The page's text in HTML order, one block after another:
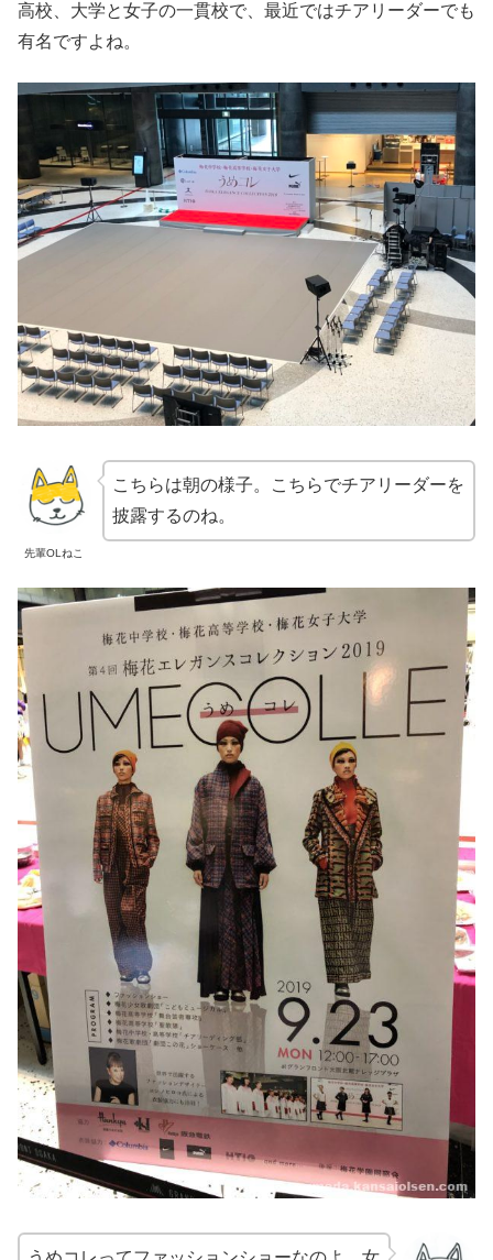
高校、大学と女子の一貫校で、最近ではチアリーダーでも
有名ですよね。
先輩OLねこ
こちらは朝の様子。こちらでチアリーダーを
披露するのね。